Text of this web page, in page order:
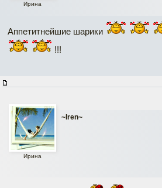
Ирина
Аппетитнейшие шарики
!!!
~Iren~
Ирина